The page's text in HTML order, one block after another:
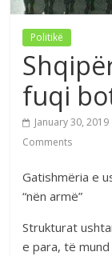
Politikë
fuqi
January 30, 2019
Comments
Gatishmëria e
“nën armë”
Strukturat
e para, të